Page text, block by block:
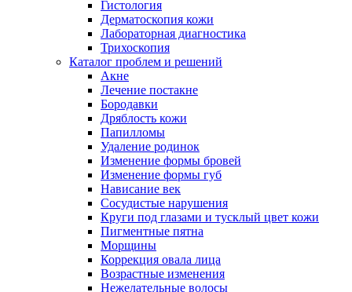
Гистология
Дерматоскопия кожи
Лабораторная диагностика
Трихоскопия
Каталог проблем и решений
Акне
Лечение постакне
Бородавки
Дряблость кожи
Папилломы
Удаление родинок
Изменение формы бровей
Изменение формы губ
Нависание век
Сосудистые нарушения
Круги под глазами и тусклый цвет кожи
Пигментные пятна
Морщины
Коррекция овала лица
Возрастные изменения
Нежелательные волосы